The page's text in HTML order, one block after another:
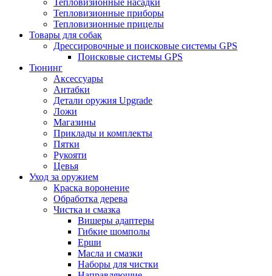
Тепловизионные насадки
Тепловизионные приборы
Тепловизионные прицелы
Товары для собак
Дрессировочные и поисковые системы GPS
Поисковые системы GPS
Тюнинг
Аксессуары
Антабки
Детали оружия Upgrade
Ложи
Магазины
Приклады и комплекты
Пятки
Рукояти
Цевья
Уход за оружием
Краска воронение
Обработка дерева
Чистка и смазка
Вишеры адаптеры
Гибкие шомполы
Ерши
Масла и смазки
Наборы для чистки